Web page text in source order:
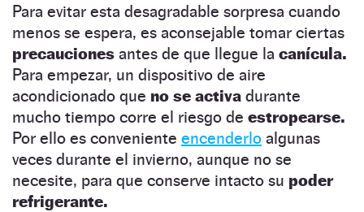
Para evitar esta desagradable sorpresa cuando
menos se espera, es aconsejable tomar ciertas
precauciones antes de que llegue la canícula.
Para empezar, un dispositivo de aire
acondicionado que no se activa durante
mucho tiempo corre el riesgo de estropearse.
Por ello es conveniente encenderlo algunas
veces durante el invierno, aunque no se
necesite, para que conserve intacto su poder
refrigerante.